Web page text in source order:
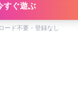
すぐ遊ぶ
ード不要・登録なし